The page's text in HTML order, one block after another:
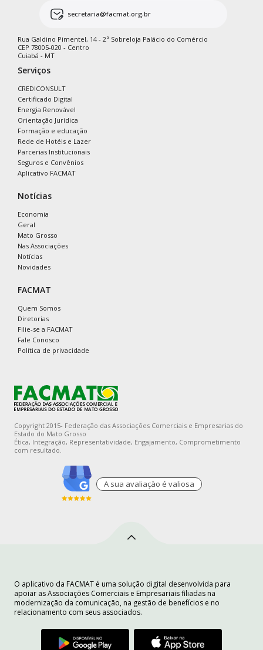
secretaria@facmat.org.br
Rua Galdino Pimentel, 14 - 2ª Sobreloja Palácio do Comércio
CEP 78005-020 - Centro
Cuiabá - MT
Serviços
CREDICONSULT
Certificado Digital
Energia Renovável
Orientação Jurídica
Formação e educação
Rede de Hotéis e Lazer
Parcerias Institucionais
Seguros e Convênios
Aplicativo FACMAT
Notícias
Economia
Geral
Mato Grosso
Nas Associações
Notícias
Novidades
FACMAT
Quem Somos
Diretorias
Filie-se a FACMAT
Fale Conosco
Política de privacidade
Copyright 2015- Federação das Associações Comerciais e Empresarias do
Estado do Mato Grosso
Ética, Integração, Representatividade, Engajamento, Comprometimento
com resultado.
A sua avaliaçào é valiosa
O aplicativo da FACMAT é uma solução digital desenvolvida para
apoiar as Associações Comerciais e Empresariais filiadas na
modernização da comunicação, na gestão de benefícios e no
relacionamento com seus associados.